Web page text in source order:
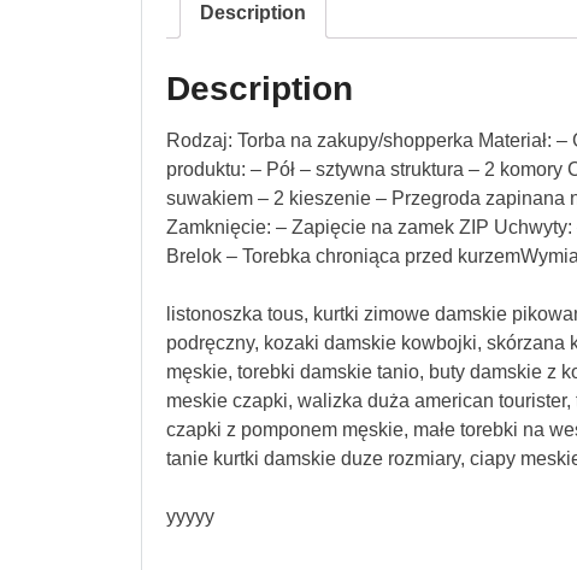
Description
Description
Rodzaj: Torba na zakupy/shopperka Materiał:
produktu: – Pół – sztywna struktura – 2
suwakiem – 2 kieszenie – Przegroda zapinana
Zamknięcie: – Zapięcie na zamek ZIP
Brelok – Torebka chroniąca przed
listonoszka tous, kurtki zimowe damskie
podręczny, kozaki damskie kowbojki, skórzana
męskie, torebki damskie tanio, buty damskie z
meskie czapki, walizka duża american
czapki z pomponem męskie, małe torebki na
tanie kurtki damskie duze rozmiary, ciapy
yyyyy